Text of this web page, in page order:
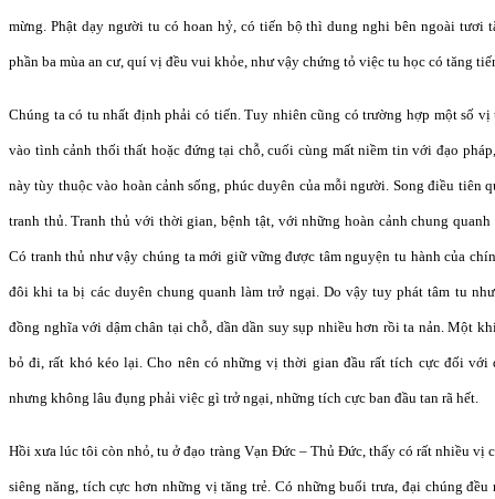
mừng. Phật dạy người tu có hoan hỷ, có tiến bộ thì dung nghi bên ngoài tươi
phần ba mùa an cư, quí vị đều vui khỏe, như vậy chứng tỏ việc tu học có tăng
Chúng ta có tu nhất định phải có tiến. Tuy nhiên cũng có trường hợp một số
vào tình cảnh thối thất hoặc đứng tại chỗ, cuối cùng mất niềm tin với đạo
này tùy thuộc vào hoàn cảnh sống, phúc duyên của mỗi người. Song điều tiên
tranh thủ. Tranh thủ với thời gian, bệnh tật, với những hoàn cảnh chung
Có tranh thủ như vậy chúng ta mới giữ vững được tâm nguyện tu hành của
đôi khi ta bị các duyên chung quanh làm trở ngại. Do vậy tuy phát tâm tu
đồng nghĩa với dậm chân tại chỗ, dần dần suy sụp nhiều hơn rồi ta nản. Một
bỏ đi, rất khó kéo lại. Cho nên có những vị thời gian đầu rất tích cực đối với
nhưng không lâu đụng phải việc gì trở ngại, những tích cực ban đầu tan rã hết.
Hồi xưa lúc tôi còn nhỏ, tu ở đạo tràng Vạn Đức – Thủ Đức, thấy có rất nhiều vị
siêng năng, tích cực hơn những vị tăng trẻ. Có những buổi trưa, đại chúng